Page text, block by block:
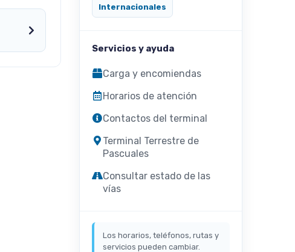
Internacionales
Servicios y ayuda
Carga y encomiendas
Horarios de atención
Contactos del terminal
Terminal Terrestre de
Pascuales
Consultar estado de las
vías
Los horarios, teléfonos, rutas y
servicios pueden cambiar.